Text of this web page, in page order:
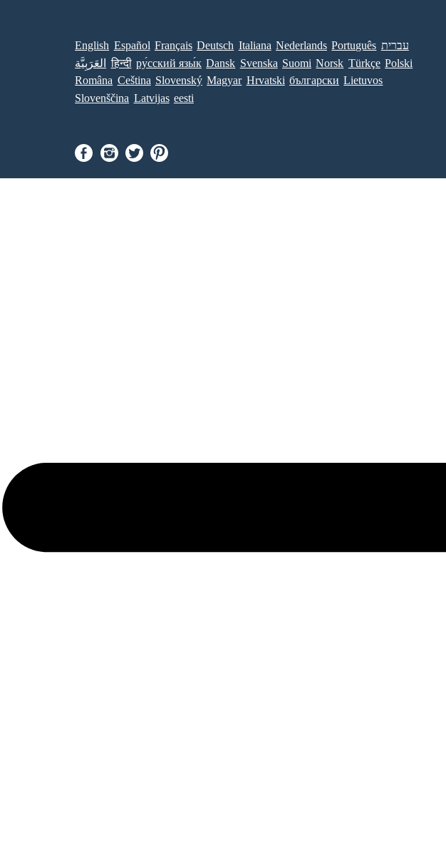
English Español Français Deutsch Italiana Nederlands Português עברית
العَرَبِيَّة
हिन्दी ру́сский язы́к Dansk Svenska Suomi Norsk Türkçe Polski
Româna Ceština Slovenský Magyar Hrvatski български Lietuvos
Slovenščina Latvijas eesti